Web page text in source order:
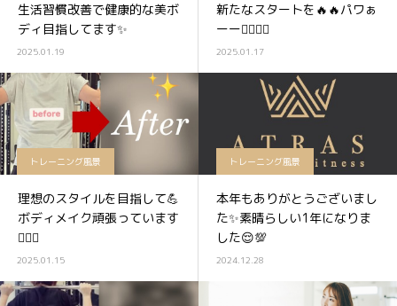
生活習慣改善で健康的な美ボ
ディ目指してます✨
2025.01.19
新たなスタートを🔥🔥パワぁ
ーー🏋️‍♀️✨✨
2025.01.17
トレーニング風景
理想のスタイルを目指して💪
ボディメイク頑張っています
🏋️‍♀️✨
2025.01.15
トレーニング風景
本年もありがとうございまし
た✨素晴らしい1年になりま
した😌💯
2024.12.28